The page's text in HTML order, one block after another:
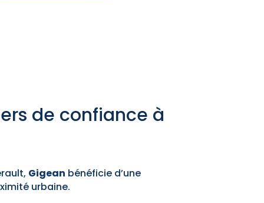
de confiance à
Gigean bénéficie d’une
urbaine.